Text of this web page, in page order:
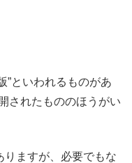
”といわれるものがあ
されたもののほうがい
りますが、必要でもな